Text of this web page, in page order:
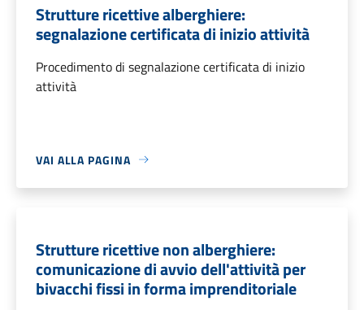
Strutture ricettive alberghiere:
segnalazione certificata di inizio attività
Procedimento di segnalazione certificata di inizio
attività
VAI ALLA PAGINA
Strutture ricettive non alberghiere:
comunicazione di avvio dell'attività per
bivacchi fissi in forma imprenditoriale